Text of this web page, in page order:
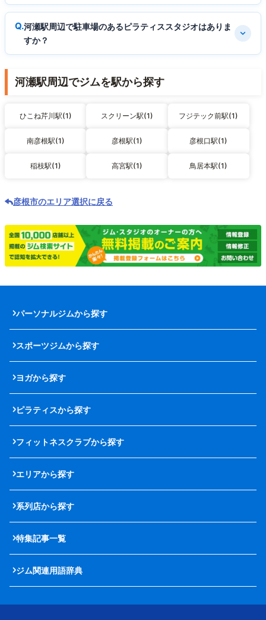
河瀬駅周辺で駐車場のあるピラティススタジオはありま
すか？
河瀬駅周辺でジムを駅から探す
ひこね芹川駅(1) スクリーン駅(1) フジテック前駅(1)
南彦根駅(1) 彦根駅(1) 彦根口駅(1)
稲枝駅(1) 高宮駅(1) 鳥居本駅(1)
彦根市のエリア選択に戻る
パーソナルジムから探す
スポーツジムから探す
ヨガから探す
ピラティスから探す
フィットネスクラブから探す
エリアから探す
系列店から探す
特集記事一覧
ジム関連用語辞典